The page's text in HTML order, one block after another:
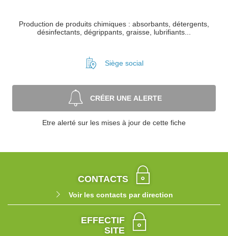
Production de produits chimiques : absorbants, détergents,
désinfectants, dégrippants, graisse, lubrifiants...
Siège social
CRÉER UNE ALERTE
Etre alerté sur les mises à jour de cette fiche
CONTACTS
Voir les contacts par direction
EFFECTIF
SITE